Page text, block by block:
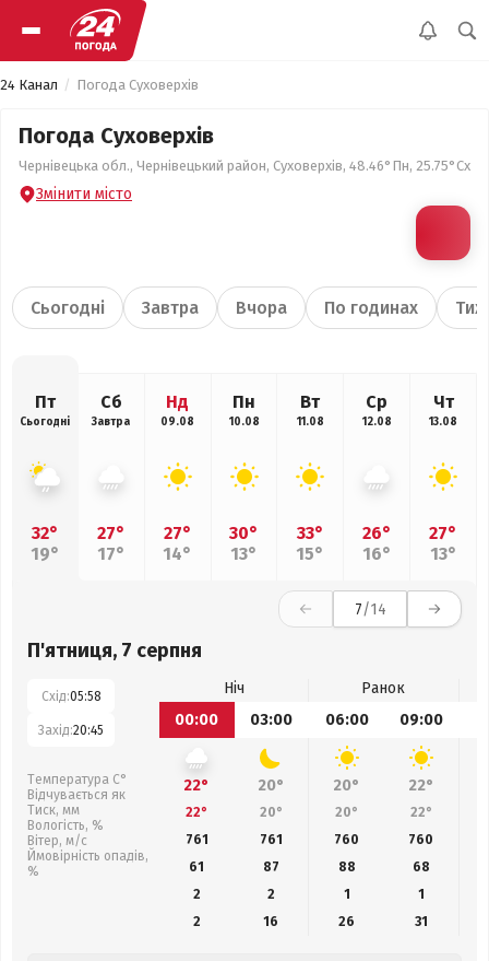
24 Канал Погода Суховерхів
Погода Суховерхів
Чернівецька обл., Чернівецький район, Суховерхів, 48.46°Пн, 25.75°Сх
Змінити місто
Сьогодні Завтра Вчора По годинах
Пт
Сьогодні
32°
19°
Сб
Завтра
27°
17°
Нд
09.08
27°
14°
Пн
10.08
30°
13°
Вт
11.08
33°
15°
Ср
12.08
26°
16°
Чт
13.08
27°
13°
7/14
П'ятниця, 7 серпня
Схід:05:58
Захід:20:45
Температура С°
Відчувається як
Тиск, мм
Вологість, %
Вітер, м/с
Ймовірність опадів,
%
Ніч
Ранок
00:00
03:00 06:00 09:00
22° 20° 20° 22°
22° 20° 20° 22°
761
761 760 760
61
87 88 68
2
2 1
1
2
16 26 31